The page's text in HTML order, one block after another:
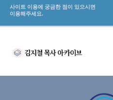
사이트 이용에 궁금한 점이 있으시면
이용해주세요.